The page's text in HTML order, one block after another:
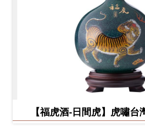
【福虎酒-日間虎】虎嘯台